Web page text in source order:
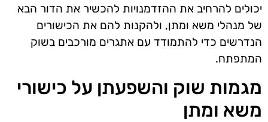
יכולים להרחיב את ההזדמנויות להכשיר את הדור הבא
של מנהלי משא ומתן, ולהקנות להם את הכישורים
הנדרשים כדי להתמודד עם אתגרים מורכבים בשוק
המתפתח.
מגמות שוק והשפעתן על כישורי
משא ומתן